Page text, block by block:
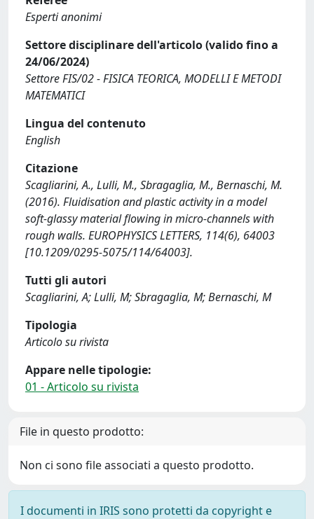
Esperti anonimi
Settore disciplinare dell'articolo (valido fino a
24/06/2024)
Settore FIS/02 - FISICA TEORICA, MODELLI E METODI
MATEMATICI
Lingua del contenuto
English
Citazione
Scagliarini, A., Lulli, M., Sbragaglia, M., Bernaschi, M.
(2016). Fluidisation and plastic activity in a model
soft-glassy material flowing in micro-channels with
rough walls. EUROPHYSICS LETTERS, 114(6), 64003
[10.1209/0295-5075/114/64003].
Tutti gli autori
Scagliarini, A; Lulli, M; Sbragaglia, M; Bernaschi, M
Tipologia
Articolo su rivista
Appare nelle tipologie:
01 - Articolo su rivista
File in questo prodotto:
Non ci sono file associati a questo prodotto.
I documenti in IRIS sono protetti da copyright e